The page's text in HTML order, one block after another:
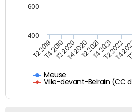
Meuse
Ville-devant-Belrain (CC
T2 2019T4 2019T2 2020T4 2020T2 2021T4 2021T2 2022
T4
600
400